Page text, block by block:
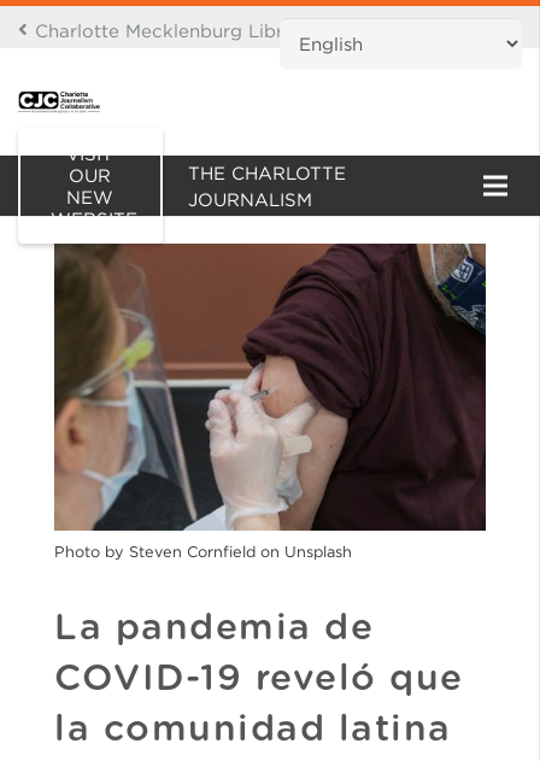
Charlotte Mecklenburg Library Digital Branch
VISIT
OUR
NEW
WEBSITE
THE CHARLOTTE
JOURNALISM
Photo by Steven Cornfield on Unsplash
La pandemia de
COVID-19 reveló que
la comunidad latina